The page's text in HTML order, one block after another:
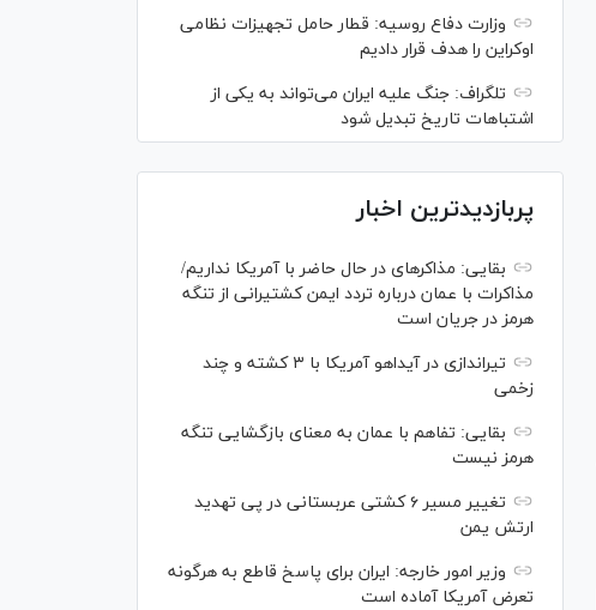
وزارت دفاع روسیه: قطار حامل تجهیزات نظامی
اوکراین را هدف قرار دادیم
تلگراف: جنگ علیه ایران می‌تواند به یکی از
اشتباهات تاریخ تبدیل شود
پربازدیدترین اخبار
بقایی: مذاکره‎ای در حال حاضر با آمریکا نداریم/
مذاکرات با عمان درباره تردد ایمن کشتیرانی از تنگه
هرمز در جریان است
تیراندازی در آیداهو آمریکا با ۳ کشته و چند
زخمی
بقایی: تفاهم با عمان به معنای بازگشایی تنگه
هرمز نیست
تغییر مسیر ۶ کشتی عربستانی در پی تهدید
ارتش یمن
وزیر امور خارجه: ایران برای پاسخ قاطع به هرگونه
تعرض آمریکا آماده است